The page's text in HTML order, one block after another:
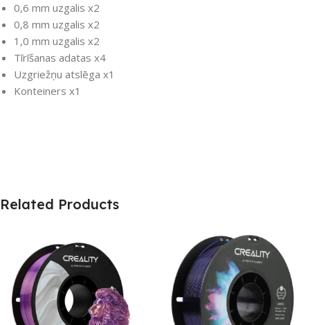
0,6 mm uzgalis x2
0,8 mm uzgalis x2
1,0 mm uzgalis x2
Tīrīšanas adatas x4
Uzgriežņu atslēga x1
Konteiners x1
Related Products